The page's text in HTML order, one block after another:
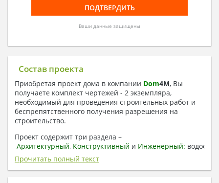
Ваши данные защищены
Состав проекта
Приобретая проект дома в компании Dom4M, Вы
получаете комплект чертежей - 2 экземпляра,
необходимый для проведения строительных работ и
беспрепятственного получения разрешения на
строительство.
Проект содержит три раздела –
Архитектурный, Конструктивный и Инженерный:
отопление, вентиляция, канализация,
электроснабжение (приобретается за дополнительную
плату) + Пояснительная записка.
Прочитать полный текст